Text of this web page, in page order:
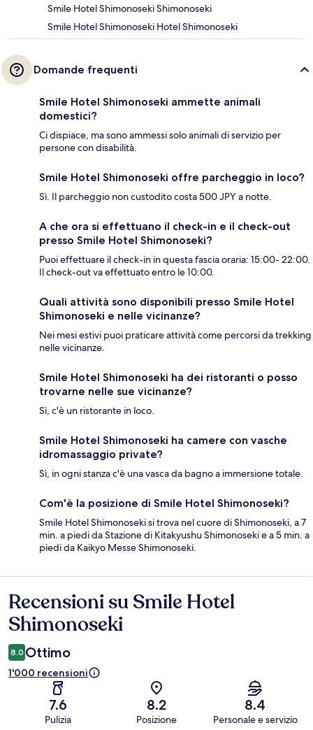
Smile Hotel Shimonoseki Shimonoseki
Smile Hotel Shimonoseki Hotel Shimonoseki
Domande frequenti
Smile Hotel Shimonoseki ammette animali
domestici?
Ci dispiace, ma sono ammessi solo animali di servizio per
persone con disabilità.
Smile Hotel Shimonoseki offre parcheggio in loco?
Sì. Il parcheggio non custodito costa 500 JPY a notte.
A che ora si effettuano il check-in e il check-out
presso Smile Hotel Shimonoseki?
Puoi effettuare il check-in in questa fascia oraria: 15:00- 22:00.
Il check-out va effettuato entro le 10:00.
Quali attività sono disponibili presso Smile Hotel
Shimonoseki e nelle vicinanze?
Nei mesi estivi puoi praticare attività come percorsi da trekking
nelle vicinanze.
Smile Hotel Shimonoseki ha dei ristoranti o posso
trovarne nelle sue vicinanze?
Sì, c'è un ristorante in loco.
Smile Hotel Shimonoseki ha camere con vasche
idromassaggio private?
Sì, in ogni stanza c'è una vasca da bagno a immersione totale.
Com'è la posizione di Smile Hotel Shimonoseki?
Smile Hotel Shimonoseki si trova nel cuore di Shimonoseki, a 7
min. a piedi da Stazione di Kitakyushu Shimonoseki e a 5 min. a
piedi da Kaikyo Messe Shimonoseki.
Recensioni
Recensioni su Smile Hotel
Shimonoseki
8.0 Ottimo
1'000 recensioni
7.6
Pulizia
8.2
Posizione
8.4
Personale e servizio